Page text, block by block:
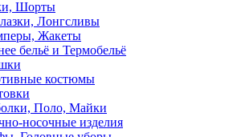
Шорты
Лонгсливы
Жакеты
бельё и Термобельё
костюмы
Поло, Майки
носочные изделия